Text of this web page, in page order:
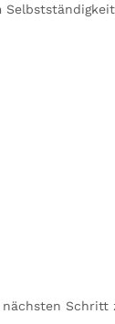
Schritt